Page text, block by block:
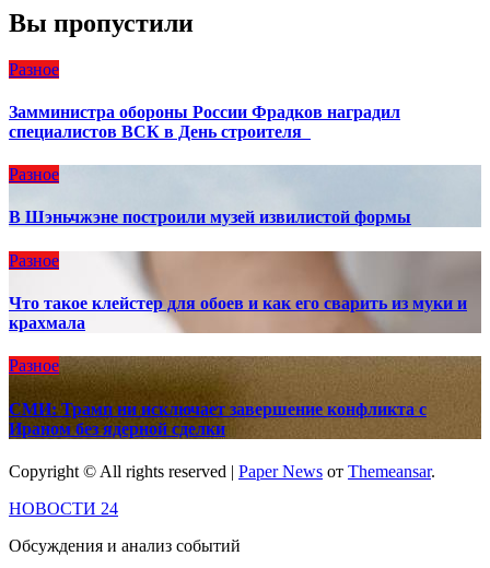
Вы пропустили
Разное
Замминистра обороны России Фрадков наградил
специалистов ВСК в День строителя
Разное
В Шэньчжэне построили музей извилистой формы
Разное
Что такое клейстер для обоев и как его сварить из муки и
крахмала
Разное
СМИ: Трамп ни исключает завершение конфликта с
Ираном без ядерной сделки
Copyright © All rights reserved | Paper News от Themeansar.
НОВОСТИ 24
Обсуждения и анализ событий